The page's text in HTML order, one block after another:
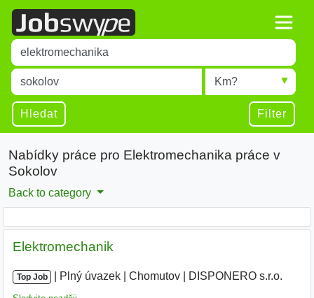
Title
Type 1 or more characters for results.
Místo
Type 1 or more characters for results.
Radius
Hledat Filter
Nabídky práce pro Elektromechanika práce v
Sokolov
Back to category
Elektromechanik
Top Job Plný úvazek Chomutov DISPONERO s.r.o.